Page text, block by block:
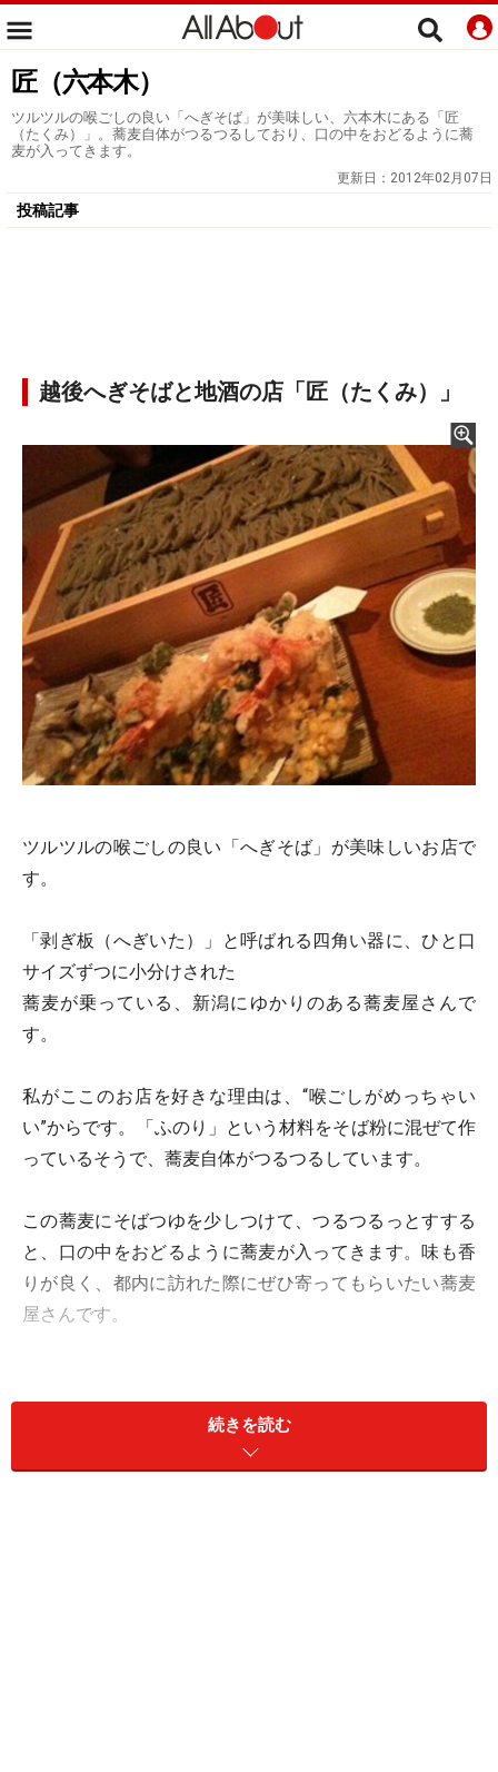
匠（六本木）
ツルツルの喉ごしの良い「へぎそば」が美味しい、六本木にある「匠
（たくみ）」。蕎麦自体がつるつるしており、口の中をおどるように蕎
麦が入ってきます。
更新日： 2012年02月07日
投稿記事
越後へぎそばと地酒の店「匠（たくみ）」
ツルツルの喉ごしの良い「へぎそば」が美味しいお店で
す。
「剥ぎ板（へぎいた）」と呼ばれる四角い器に、ひと口
サイズずつに小分けされた
蕎麦が乗っている、新潟にゆかりのある蕎麦屋さんで
す。
私がここのお店を好きな理由は、“喉ごしがめっちゃい
い”からです。「ふのり」という材料をそば粉に混ぜて作
っているそうで、蕎麦自体がつるつるしています。
この蕎麦にそばつゆを少しつけて、つるつるっとすする
と、口の中をおどるように蕎麦が入ってきます。味も香
りが良く、都内に訪れた際にぜひ寄ってもらいたい蕎麦
屋さんです。
■匠（たくみ） 六本木店
住所：東京都港区六本木7-4-1 スマイリービルB1
電話番号：03-3479-4572
続きを読む